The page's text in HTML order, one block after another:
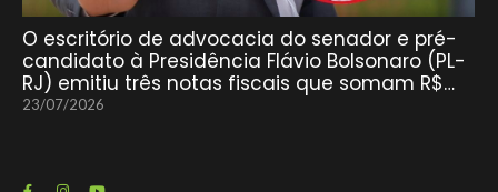
O escritório de advocacia do senador e pré-
candidato à Presidência Flávio Bolsonaro (PL-
RJ) emitiu três notas fiscais que somam R$…
23/07/2026